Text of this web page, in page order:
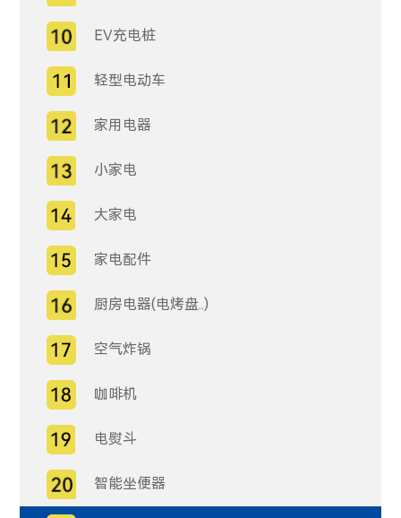
EV充电桩
轻型电动车
家用电器
小家电
大家电
家电配件
厨房电器(电烤盘..)
空气炸锅
咖啡机
电熨斗
智能坐便器